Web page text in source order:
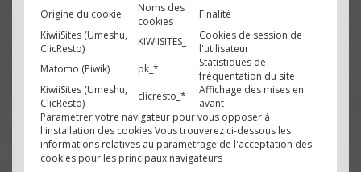
Origine du cookie
Noms des
cookies
Finalité
KiwiiSites (Umeshu,
ClicResto)
KIWIISITES_
Cookies de session de
l'utilisateur
Matomo (Piwik)
pk_*
Statistiques de
fréquentation du site
KiwiiSites (Umeshu,
ClicResto)
clicresto_*
Affichage des mises en
avant
Paramétrer votre navigateur pour vous opposer à
l'installation des cookies Vous trouverez ci-dessous les
informations relatives au parametrage de l'acceptation des
cookies pour les principaux navigateurs :